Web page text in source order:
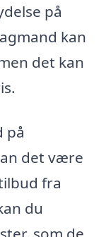
på
kan
det kan
på
det være
fra
du